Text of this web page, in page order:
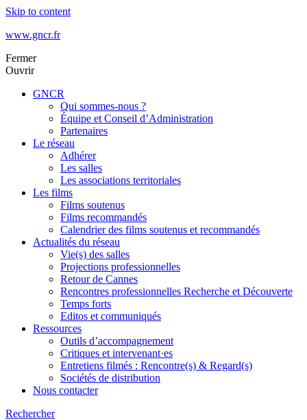
Skip to content
www.gncr.fr
Fermer
Ouvrir
GNCR
Qui sommes-nous ?
Équipe et Conseil d’Administration
Partenaires
Le réseau
Adhérer
Les salles
Les associations territoriales
Les films
Films soutenus
Films recommandés
Calendrier des films soutenus et recommandés
Actualités du réseau
Vie(s) des salles
Projections professionnelles
Retour de Cannes
Rencontres professionnelles Recherche et Découverte
Temps forts
Editos et communiqués
Ressources
Outils d’accompagnement
Critiques et intervenant·es
Entretiens filmés : Rencontre(s) & Regard(s)
Sociétés de distribution
Nous contacter
Rechercher